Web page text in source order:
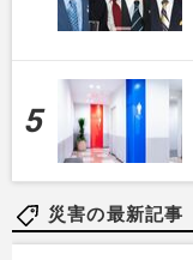
災害の最新記事